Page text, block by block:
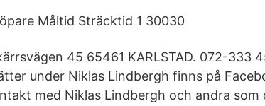
Måltid Sträcktid 1 30030
45 65461 KARLSTAD. 072-333
under Niklas Lindbergh finns på
med Niklas Lindbergh och andra som